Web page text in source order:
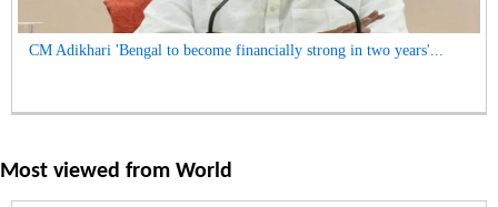
CM Adikhari 'Bengal to become financially strong in two years'...
Most viewed from World